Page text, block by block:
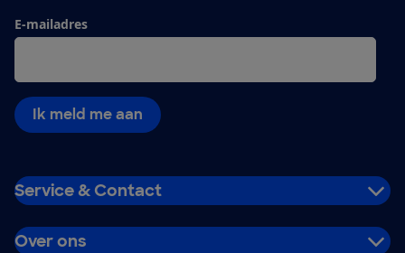
E-mailadres
Ik meld me aan
Service & Contact
Over ons